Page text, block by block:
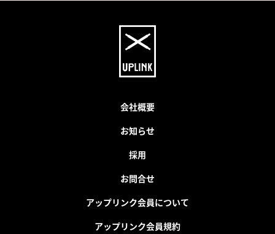
会社概要
お知らせ
採用
お問合せ
アップリンク会員について
アップリンク会員規約